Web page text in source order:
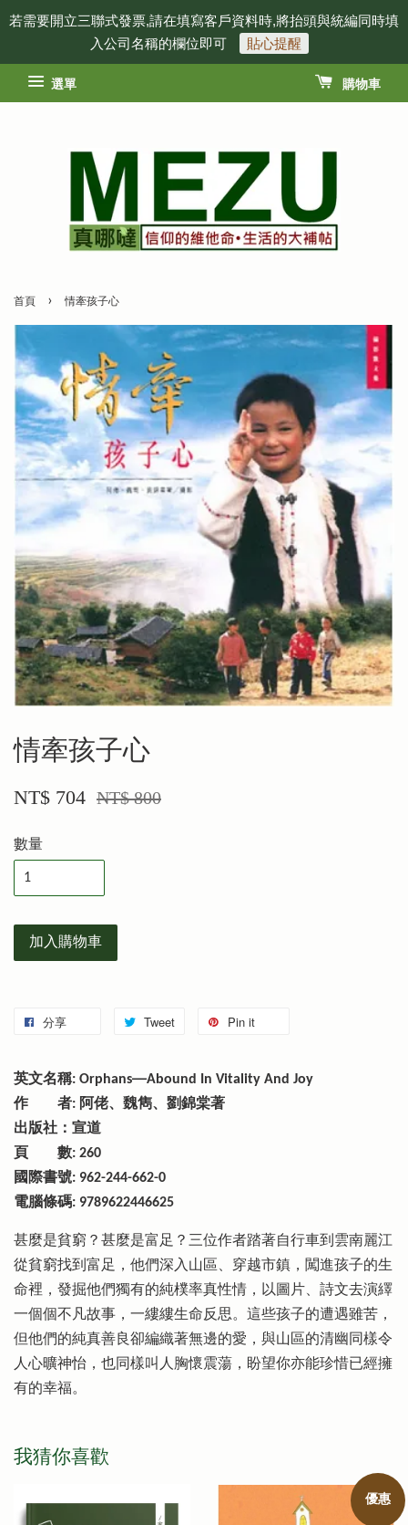
若需要開立三聯式發票,請在填寫客戶資料時,將抬頭與統編同時填
入公司名稱的欄位即可
貼心提醒
選單 購物車
首頁 › 情牽孩子心
情牽孩子心
NT$ 704 NT$ 800
數量
加入購物車
分享 Tweet Pin it
英文名稱: Orphans──Abound In Vitality And Joy
作 者: 阿佬、魏雋、劉錦棠著
出版社：宣道
頁 數: 260
國際書號: 962-244-662-0
電腦條碼: 9789622446625
甚麼是貧窮？甚麼是富足？三位作者踏著自行車到雲南麗江
從貧窮找到富足，他們深入山區、穿越市鎮，闖進孩子的生
命裡，發掘他們獨有的純樸率真性情，以圖片、詩文去演繹
一個個不凡故事，一縷縷生命反思。這些孩子的遭遇雖苦，
但他們的純真善良卻編織著無邊的愛，與山區的清幽同樣令
人心曠神怡，也同樣叫人胸懷震蕩，盼望你亦能珍惜已經擁
有的幸福。
我猜你喜歡
優惠